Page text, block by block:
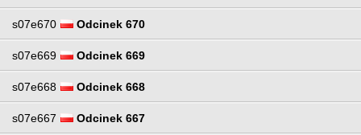
s07e670 Odcinek 670
s07e669 Odcinek 669
s07e668 Odcinek 668
s07e667 Odcinek 667